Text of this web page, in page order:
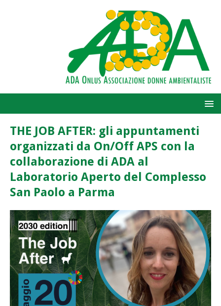
THE JOB AFTER: gli appuntamenti
organizzati da On/Off APS con la
collaborazione di ADA al
Laboratorio Aperto del Complesso
San Paolo a Parma